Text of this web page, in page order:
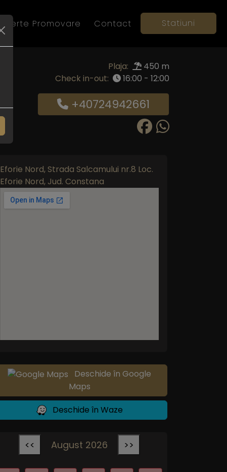
Oferte Promovare Contact Statiuni
Plaja:
450 m
Check in-out:
16:00 - 12:00
+40724942661
Eforie Nord, Strada Salcamului nr.8 Loc.
Eforie Nord, Jud. Constana
Deschide în Google
Maps
Deschide în Waze
<< August 2026 >>